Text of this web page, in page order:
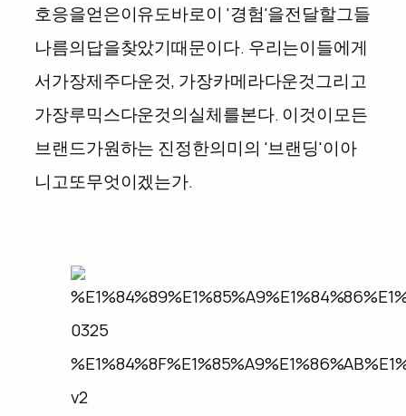
호응을얻은이유도바로이 '경험'을전달할그들
나름의답을찾았기때문이다. 우리는이들에게
서가장제주다운것, 가장카메라다운것그리고
가장루믹스다운것의실체를본다.이것이모든
브랜드가원하는 진정한의미의 '브랜딩'이아
니고또무엇이겠는가.